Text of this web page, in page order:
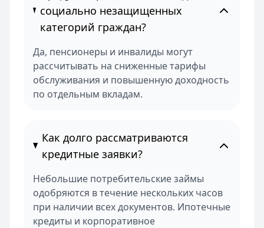
социально незащищенных
категорий граждан?
Да, пенсионеры и инвалиды могут
рассчитывать на сниженные тарифы
обслуживания и повышенную доходность
по отдельным вкладам.
Как долго рассматриваются
кредитные заявки?
Небольшие потребительские займы
одобряются в течение нескольких часов
при наличии всех документов. Ипотечные
кредиты и корпоративное